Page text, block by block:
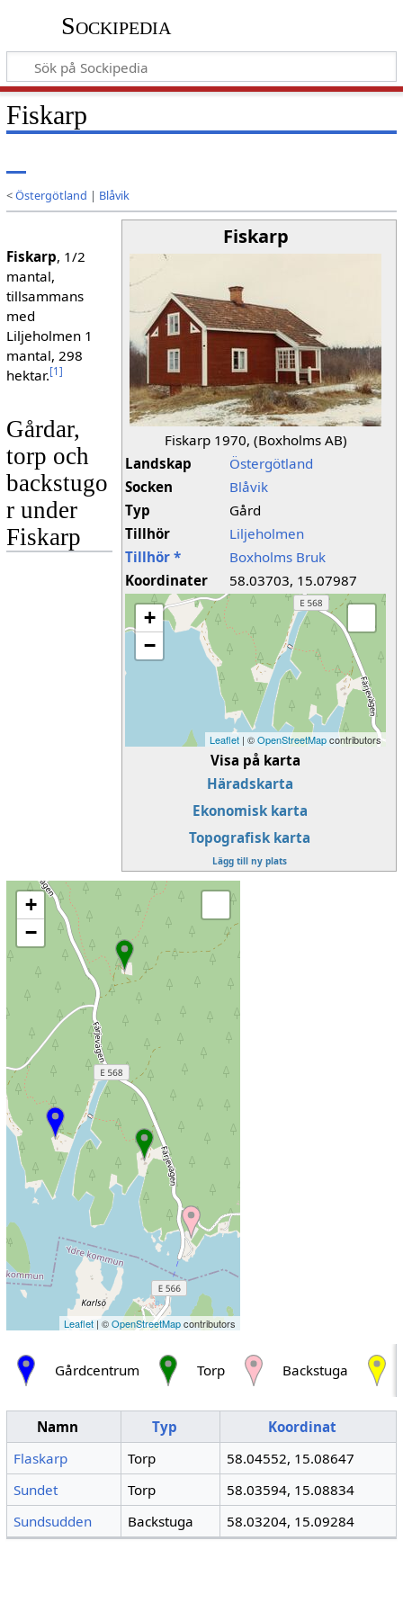
Sockipedia
Fiskarp
<Östergötland | Blåvik
Fiskarp
Fiskarp 1970, (Boxholms AB)
Landskap
Östergötland
Socken
Blåvik
Typ
Gård
Tillhör
Liljeholmen
Tillhör *
Boxholms Bruk
Koordinater
58.03703, 15.07987
+
−
Leaflet | ©OpenStreetMapcontributors
Visa på karta
Häradskarta
Ekonomisk karta
Topografisk karta
Lägg till ny plats
Fiskarp, 1/2
mantal,
tillsammans
med
Liljeholmen 1
mantal, 298
hektar.[1 ]
Gårdar,
torp och
backstugo
r under
Fiskarp
+
−
Leaflet | ©OpenStreetMapcontributors
Gårdcentrum Torp Backstuga
Namn Typ
Koordinat
Flaskarp
Torp
58.04552, 15.08647
Sundet
Torp
58.03594, 15.08834
Sundsudden
Backstuga 58.03204, 15.09284